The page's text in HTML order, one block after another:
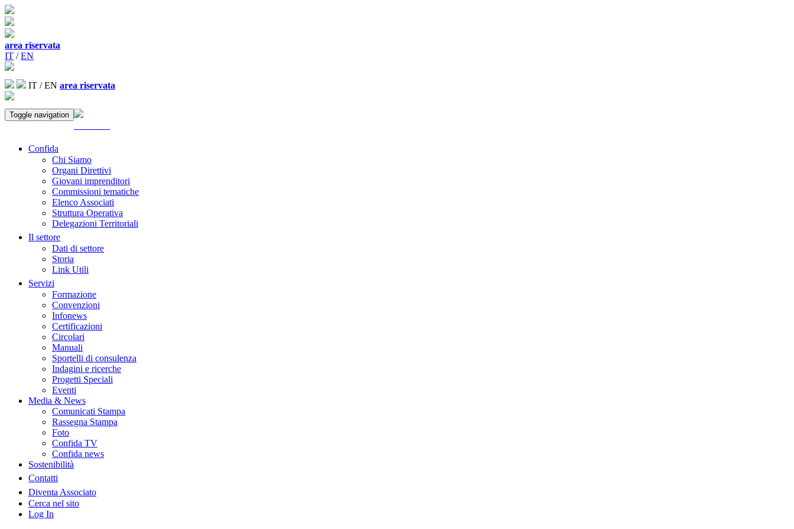
area riservata
IT /EN
IT /EN area riservata
Toggle navigation
Confida
Chi Siamo
Organi Direttivi
Giovani imprenditori
Commissioni tematiche
Elenco Associati
Struttura Operativa
Delegazioni Territoriali
Il settore
Dati di settore
Storia
Link Utili
Servizi
Formazione
Convenzioni
Infonews
Certificazioni
Circolari
Manuali
Sportelli di consulenza
Indagini e ricerche
Progetti Speciali
Eventi
Media & News
Comunicati Stampa
Rassegna Stampa
Foto
Confida TV
Confida news
Sostenibilità
Contatti
Diventa Associato
Cerca nel sito
Log In